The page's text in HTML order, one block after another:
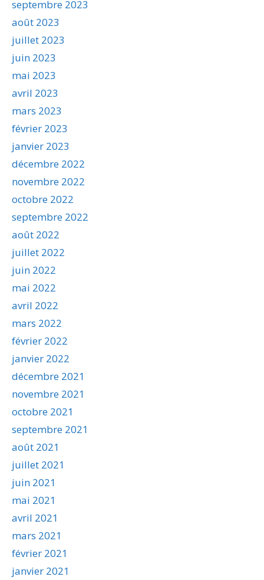
septembre 2023
août 2023
juillet 2023
juin 2023
mai 2023
avril 2023
mars 2023
février 2023
janvier 2023
décembre 2022
novembre 2022
octobre 2022
septembre 2022
août 2022
juillet 2022
juin 2022
mai 2022
avril 2022
mars 2022
février 2022
janvier 2022
décembre 2021
novembre 2021
octobre 2021
septembre 2021
août 2021
juillet 2021
juin 2021
mai 2021
avril 2021
mars 2021
février 2021
janvier 2021